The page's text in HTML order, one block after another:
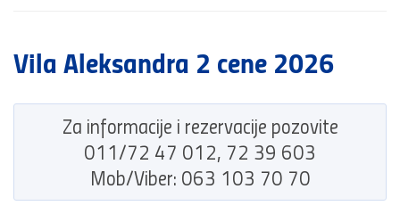
Vila Aleksandra 2 cene 2026
Za informacije i rezervacije pozovite
011/72 47 012, 72 39 603
Mob/Viber: 063 103 70 70